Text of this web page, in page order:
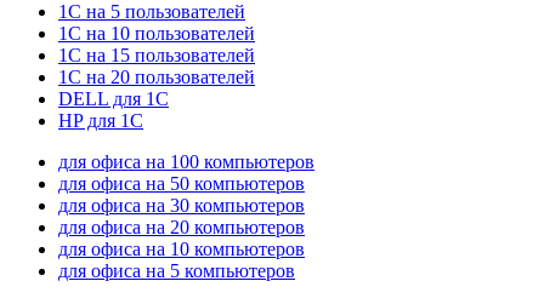
1С на 5 пользователей
1С на 10 пользователей
1С на 15 пользователей
1С на 20 пользователей
DELL для 1С
HP для 1С
для офиса на 100 компьютеров
для офиса на 50 компьютеров
для офиса на 30 компьютеров
для офиса на 20 компьютеров
для офиса на 10 компьютеров
для офиса на 5 компьютеров